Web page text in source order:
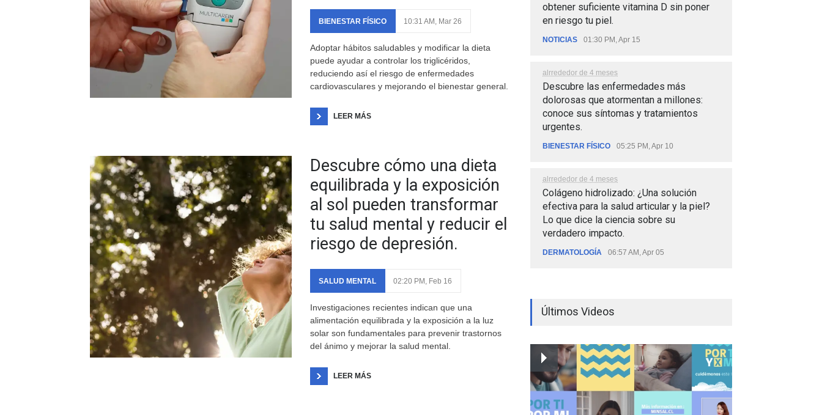
BIENESTAR FÍSICO 10:31 AM, Mar 26
Adoptar hábitos saludables y modificar la dieta
puede ayudar a controlar los triglicéridos,
reduciendo así el riesgo de enfermedades
cardiovasculares y mejorando el bienestar general.
LEER MÁS
Descubre cómo una dieta
equilibrada y la exposición
al sol pueden transformar
tu salud mental y reducir el
riesgo de depresión.
SALUD MENTAL 02:20 PM, Feb 16
Investigaciones recientes indican que una
alimentación equilibrada y la exposición a la luz
solar son fundamentales para prevenir trastornos
del ánimo y mejorar la salud mental.
LEER MÁS
obtener suficiente vitamina D sin poner
en riesgo tu piel.
NOTICIAS 01:30 PM, Apr 15
alrrededor de 4 meses
Descubre las enfermedades más
dolorosas que atormentan a millones:
conoce sus síntomas y tratamientos
urgentes.
BIENESTAR FÍSICO 05:25 PM, Apr 10
alrrededor de 4 meses
Colágeno hidrolizado: ¿Una solución
efectiva para la salud articular y la piel?
Lo que dice la ciencia sobre su
verdadero impacto.
DERMATOLOGÍA 06:57 AM, Apr 05
Últimos Videos